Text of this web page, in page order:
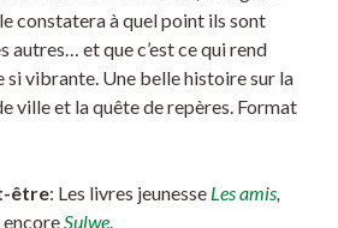
constatera à quel point ils sont
autres… et que c’est ce qui rend
si vibrante. Une belle histoire sur la
ville et la quête de repères. Format
être: Les livres jeunesse Les amis
encore Sulwe